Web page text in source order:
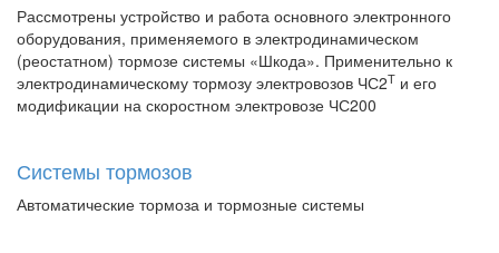
Рассмотрены устройство и работа основного электронного
оборудования, применяемого в электродинамическом
(реостатном) тормозе системы «Шкода». Применительно к
электродинамическому тормозу электровозов ЧС2Т и его
модификации на скоростном электровозе ЧС200
Системы тормозов
Автоматические тормоза и тормозные системы